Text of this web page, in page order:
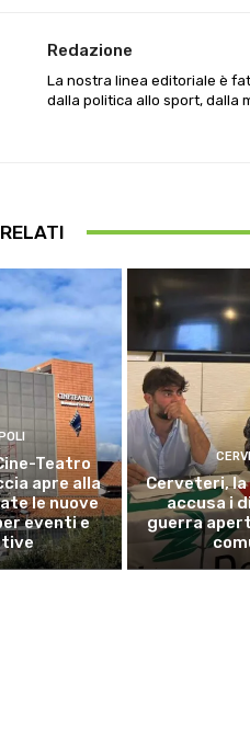
Redazione
La nostra linea editoriale è
dalla politica allo sport, dalla
Teatro
apre alla
le nuove
eventi e
Cerveteri,
accusa i
guerra